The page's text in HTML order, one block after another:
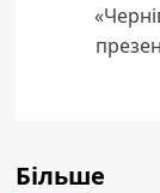
Більше